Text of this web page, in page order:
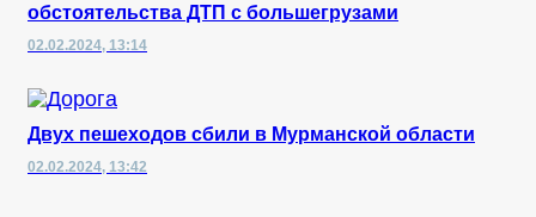
обстоятельства ДТП с большегрузами
02.02.2024, 13:14
Двух пешеходов сбили в Мурманской области
02.02.2024, 13:42